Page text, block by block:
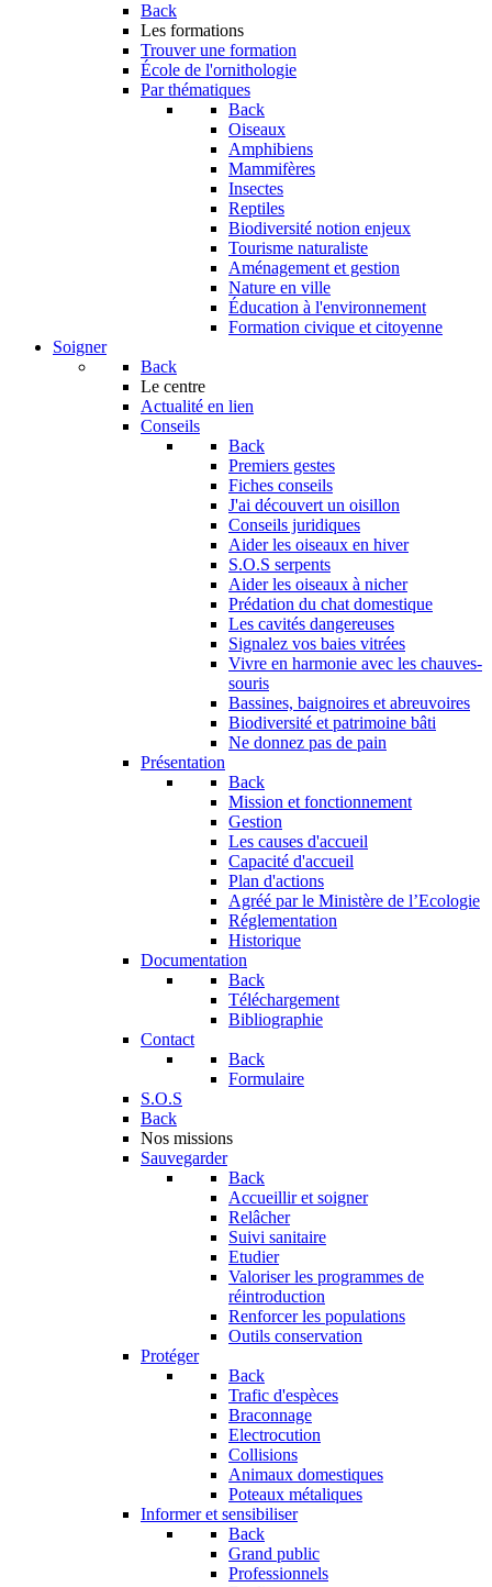
Back
Les formations
Trouver une formation
École de l'ornithologie
Par thématiques
Back
Oiseaux
Amphibiens
Mammifères
Insectes
Reptiles
Biodiversité notion enjeux
Tourisme naturaliste
Aménagement et gestion
Nature en ville
Éducation à l'environnement
Formation civique et citoyenne
Soigner
Back
Le centre
Actualité en lien
Conseils
Back
Premiers gestes
Fiches conseils
J'ai découvert un oisillon
Conseils juridiques
Aider les oiseaux en hiver
S.O.S serpents
Aider les oiseaux à nicher
Prédation du chat domestique
Les cavités dangereuses
Signalez vos baies vitrées
Vivre en harmonie avec les chauves-
souris
Bassines, baignoires et abreuvoires
Biodiversité et patrimoine bâti
Ne donnez pas de pain
Présentation
Back
Mission et fonctionnement
Gestion
Les causes d'accueil
Capacité d'accueil
Plan d'actions
Agréé par le Ministère de l’Ecologie
Réglementation
Historique
Documentation
Back
Téléchargement
Bibliographie
Contact
Back
Formulaire
S.O.S
Back
Nos missions
Sauvegarder
Back
Accueillir et soigner
Relâcher
Suivi sanitaire
Etudier
Valoriser les programmes de
réintroduction
Renforcer les populations
Outils conservation
Protéger
Back
Trafic d'espèces
Braconnage
Electrocution
Collisions
Animaux domestiques
Poteaux métaliques
Informer et sensibiliser
Back
Grand public
Professionnels